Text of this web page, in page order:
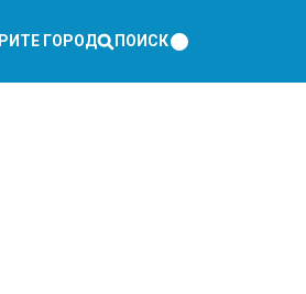
ГОРОД ПОИСК